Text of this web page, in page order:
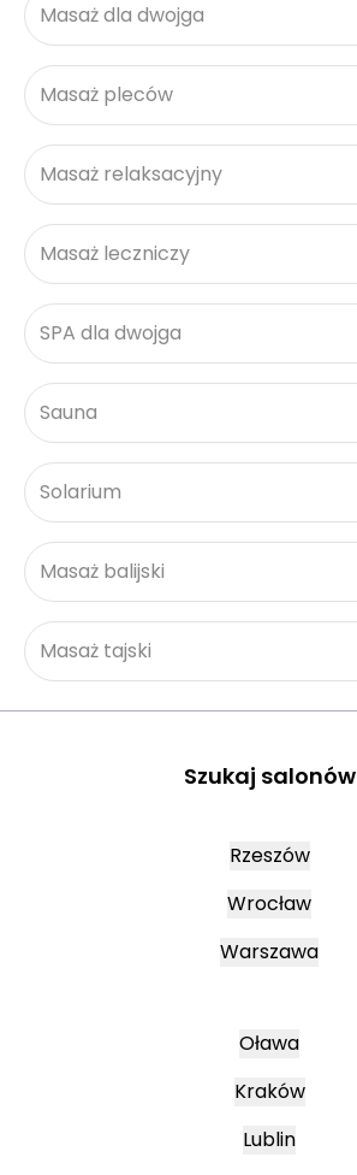
Masaż dla dwojga
Masaż pleców
Masaż relaksacyjny
Masaż leczniczy
SPA dla dwojga
Sauna
Solarium
Masaż balijski
Masaż tajski
Szukaj salonów
Rzeszów
Wrocław
Warszawa
Oława
Kraków
Lublin